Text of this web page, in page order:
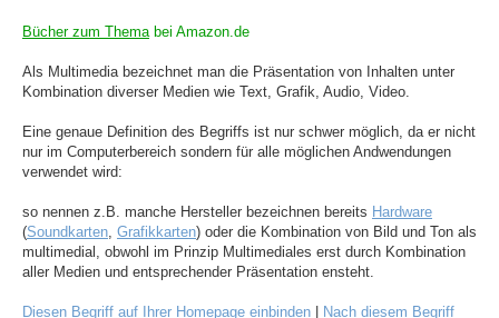
Bücher zum Themabei Amazon.de
Als Multimedia bezeichnet man die Präsentation von Inhalten unter
Kombination diverser Medien wie Text, Grafik, Audio, Video.
Eine genaue Definition des Begriffs ist nur schwer möglich, da er nicht
nur im Computerbereich sondern für alle möglichen Andwendungen
verwendet wird:
so nennen z.B. manche Hersteller bezeichnen bereits Hardware
(Soundkarten, Grafikkarten) oder die Kombination von Bild und Ton als
multimedial, obwohl im Prinzip Multimediales erst durch Kombination
aller Medien und entsprechender Präsentation ensteht.
Diesen Begriff auf Ihrer Homepage einbinden Nach diesem Begriff